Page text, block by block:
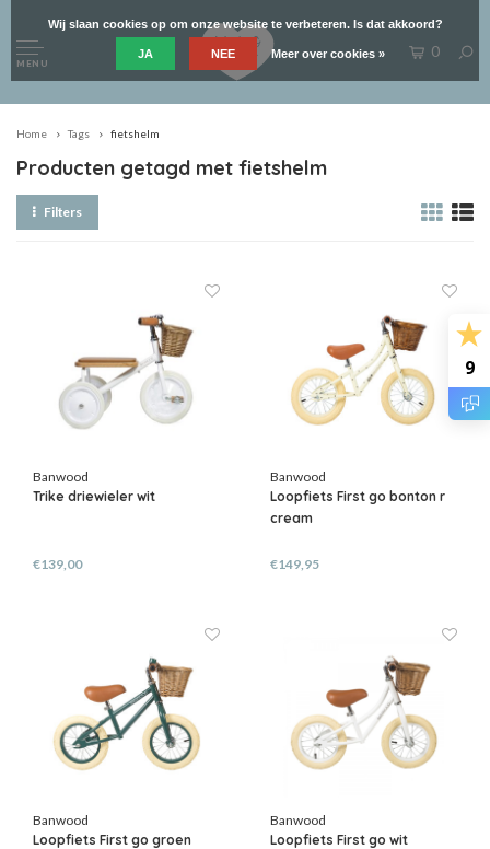
9
MENU
0
Home Tags fietshelm
Producten getagd met fietshelm
Filters
Banwood
Trike driewieler wit
€139,00
Banwood
Loopfiets First go bonton r
cream
€149,95
Banwood
Loopfiets First go groen
Banwood
Loopfiets First go wit
Wij slaan cookies op om onze website te verbeteren. Is dat akkoord?
JA NEE Meer over cookies »